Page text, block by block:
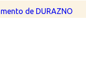
de DURAZNO